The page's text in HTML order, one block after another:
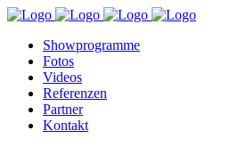
Showprogramme
Fotos
Videos
Referenzen
Partner
Kontakt